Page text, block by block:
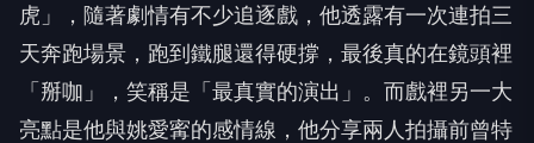
虎」， 隨著劇情有不少追逐戲，他透露有一次連拍三
天奔跑場景， 跑到鐵腿還得硬撐，最後真的在鏡頭裡
「掰咖」，笑稱是「最真實的演出」。而戲裡另一大
亮點是他與姚愛寗的感情線， 他分享兩人拍攝前曾特